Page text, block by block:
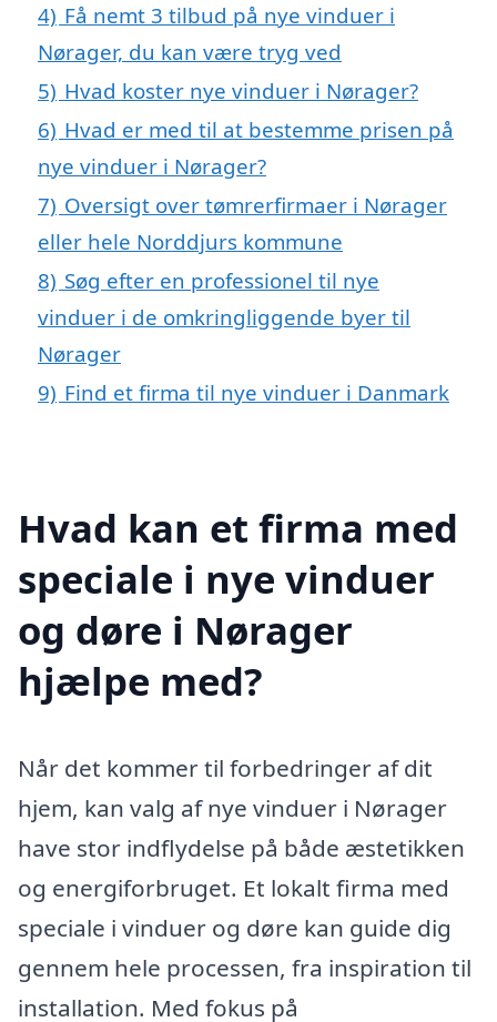
4) Få nemt 3 tilbud på nye vinduer i
Nørager, du kan være tryg ved
5) Hvad koster nye vinduer i Nørager?
6) Hvad er med til at bestemme prisen på
nye vinduer i Nørager?
7) Oversigt over tømrerfirmaer i Nørager
eller hele Norddjurs kommune
8) Søg efter en professionel til nye
vinduer i de omkringliggende byer til
Nørager
9) Find et firma til nye vinduer i Danmark
Hvad kan et firma med
speciale i nye vinduer
og døre i Nørager
hjælpe med?
Når det kommer til forbedringer af dit
hjem, kan valg af nye vinduer i Nørager
have stor indflydelse på både æstetikken
og energiforbruget. Et lokalt firma med
speciale i vinduer og døre kan guide dig
gennem hele processen, fra inspiration til
installation. Med fokus på